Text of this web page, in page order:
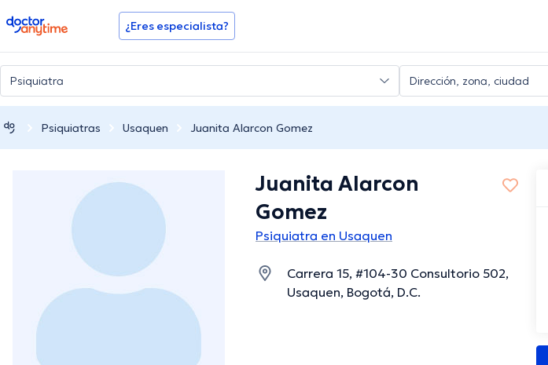
doctoranytime ¿Eres especialista?
Psiquiatras Usaquen Juanita Alarcon Gomez
Juanita Alarcon
Gomez
Psiquiatra en Usaquen
Carrera 15, #104-30 Consultorio 502,
Usaquen, Bogotá, D.C.